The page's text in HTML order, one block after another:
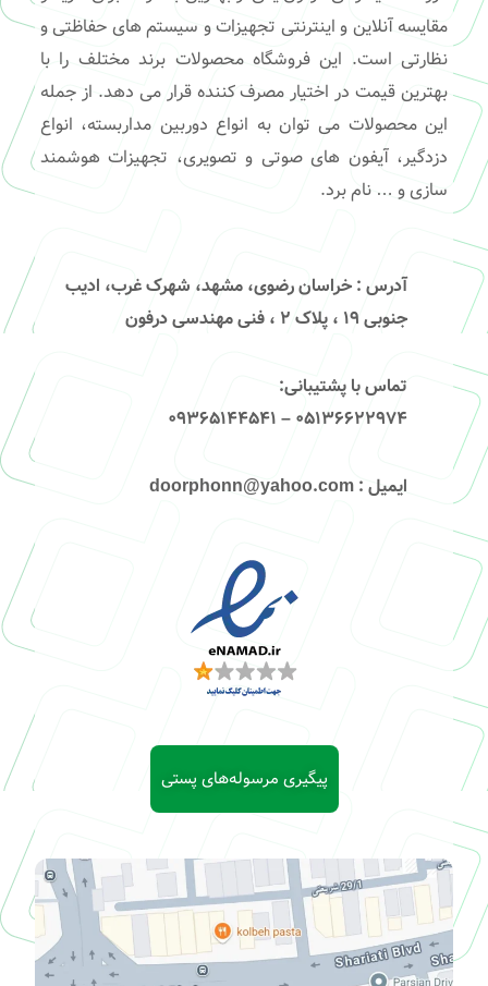
مقایسه آنلاین و اینترنتی تجهیزات و سیستم های حفاظتی و
نظارتی است. این فروشگاه محصولات برند مختلف را با
بهترین قیمت در اختیار مصرف کننده قرار می دهد. از جمله
این محصولات می توان به انواع دوربین مداربسته، انواع
دزدگیر، آیفون های صوتی و تصویری، تجهیزات هوشمند
سازی و … نام برد.
آدرس : خراسان رضوی، مشهد، شهرک غرب، ادیب
جنوبی ۱۹ ، پلاک ۲ ، فنی مهندسی درفون
تماس با پشتیبانی:
۰۵۱۳۶۶۲۲۹۷۴ – 09365144541
ایمیل : doorphonn@yahoo.com
پیگیری مرسوله‌های پستی